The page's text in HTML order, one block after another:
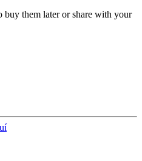
buy them later or share with your